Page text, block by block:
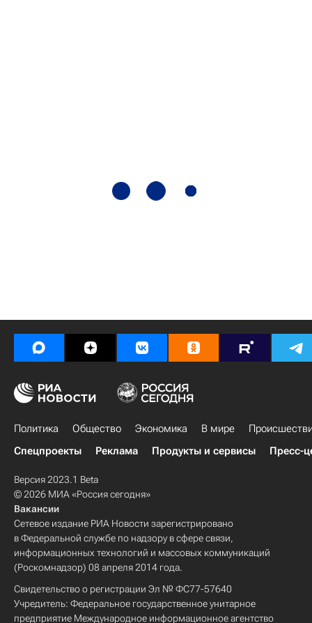
Политика Общество Экономика В мире
Спецпроекты
Реклама Продукты и сервисы Пресс-
Версия 2023.1 Beta
© 2026 МИА «Россия сегодня»
Вакансии
Сетевое издание РИА Новости зарегистрировано
в Федеральной службе по надзору в сфере связи,
информационных технологий и массовых коммуникаций
(Роскомнадзор) 08 апреля 2014 года.
Свидетельство о регистрации Эл № ФС77-57640
Учредитель: Федеральное государственное унитарное
предприятие Международное информационное агентство